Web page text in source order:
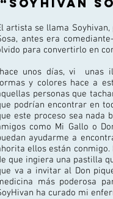
artista se llama
antes era
para convertirlo en
unos días, vi unas
y colores hace a
personas que
podrían encontrar en
este proceso sea nada
como Mi Gallo o
ayudarme a
ellos están
que ingiera una pastilla
va a invitar al Don
más poderosa
ha curado mi
“Soyhivan